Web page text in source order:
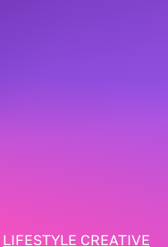
LIFESTYLE CREATIVE